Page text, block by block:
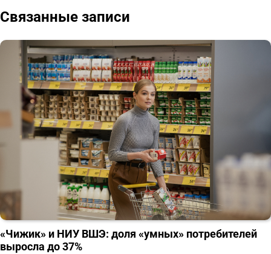
Связанные записи
«Чижик» и НИУ ВШЭ: доля «умных» потребителей
выросла до 37%